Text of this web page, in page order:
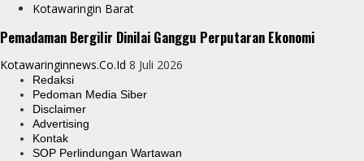
Kotawaringin Barat
Pemadaman Bergilir Dinilai Ganggu Perputaran Ekonomi
Kotawaringinnews.co.id 8 Juli 2026
Redaksi
Pedoman Media Siber
Disclaimer
Advertising
Kontak
SOP Perlindungan Wartawan